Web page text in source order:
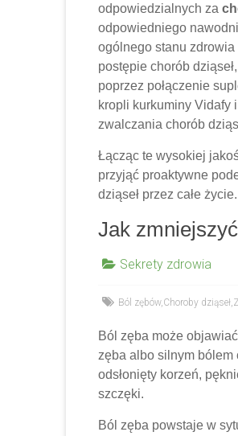
odpowiedzialnych za
odpowiedniego
ogólnego stanu
postępie chorób
poprzez połączenie
kropli kurkuminy Vidafy
zwalczania chorób
Łącząc te wysokiej
przyjąć proaktywne
dziąseł przez całe życie.
Jak
Sekrety zdrowia
Ból zębów,Choroby dziąseł,
Ból zęba może
zęba albo silnym bólem
odsłonięty korzeń,
szczęki.
Ból zęba powstaje w